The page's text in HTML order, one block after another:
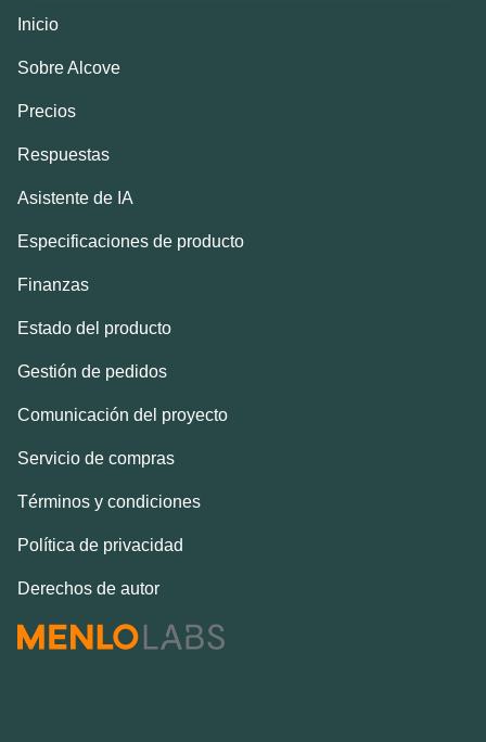
Inicio
Sobre Alcove
Precios
Respuestas
Asistente de IA
Especificaciones de producto
Finanzas
Estado del producto
Gestión de pedidos
Comunicación del proyecto
Servicio de compras
Términos y condiciones
Política de privacidad
Derechos de autor